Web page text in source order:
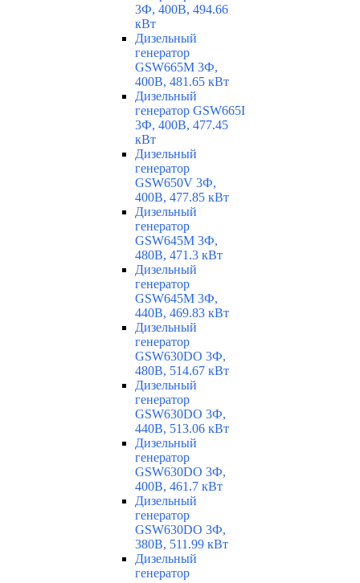
3Ф, 400В, 494.66
кВт
Дизельный
генератор
GSW665M 3Ф,
400В, 481.65 кВт
Дизельный
генератор GSW665I
3Ф, 400В, 477.45
кВт
Дизельный
генератор
GSW650V 3Ф,
400В, 477.85 кВт
Дизельный
генератор
GSW645M 3Ф,
480В, 471.3 кВт
Дизельный
генератор
GSW645M 3Ф,
440В, 469.83 кВт
Дизельный
генератор
GSW630DO 3Ф,
480В, 514.67 кВт
Дизельный
генератор
GSW630DO 3Ф,
440В, 513.06 кВт
Дизельный
генератор
GSW630DO 3Ф,
400В, 461.7 кВт
Дизельный
генератор
GSW630DO 3Ф,
380В, 511.99 кВт
Дизельный
генератор